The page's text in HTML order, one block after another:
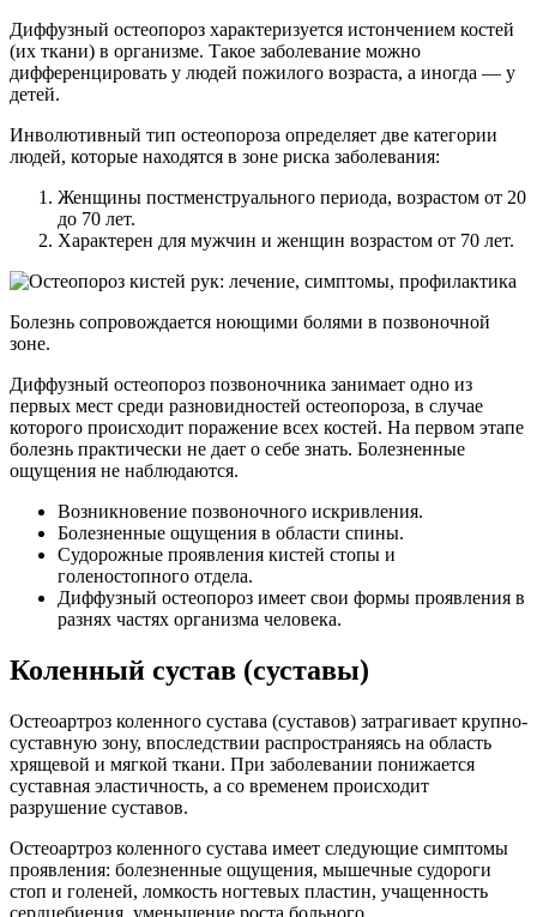
Диффузный остеопороз характеризуется истончением костей
(их ткани) в организме. Такое заболевание можно
дифференцировать у людей пожилого возраста, а иногда — у
детей.
Инволютивный тип остеопороза определяет две категории
людей, которые находятся в зоне риска заболевания:
Женщины постменструального периода, возрастом от 20
до 70 лет.
Характерен для мужчин и женщин возрастом от 70 лет.
Болезнь сопровождается ноющими болями в позвоночной
зоне.
Диффузный остеопороз позвоночника занимает одно из
первых мест среди разновидностей остеопороза, в случае
которого происходит поражение всех костей. На первом этапе
болезнь практически не дает о себе знать. Болезненные
ощущения не наблюдаются.
Возникновение позвоночного искривления.
Болезненные ощущения в области спины.
Судорожные проявления кистей стопы и
голеностопного отдела.
Диффузный остеопороз имеет свои формы проявления в
разнях частях организма человека.
Коленный сустав (суставы)
Остеоартроз коленного сустава (суставов) затрагивает крупно-
суставную зону, впоследствии распространяясь на область
хрящевой и мягкой ткани. При заболевании понижается
суставная эластичность, а со временем происходит
разрушение суставов.
Остеоартроз коленного сустава имеет следующие симптомы
проявления: болезненные ощущения, мышечные судороги
стоп и голеней, ломкость ногтевых пластин, учащенность
сердцебиения, уменьшение роста больного.